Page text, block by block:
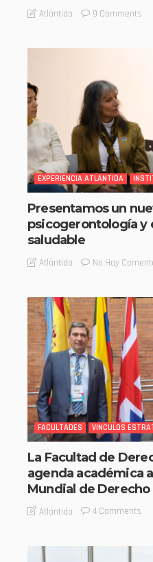
Atlántida 9 Comments
EXPERIENCIA ATLÁNTIDA
Presentamos un
psicogerontología
saludable
Atlántida No Hay
FACULTADES VINCULOS
La Facultad de
agenda académica
Mundial de
Atlántida 4 Comments